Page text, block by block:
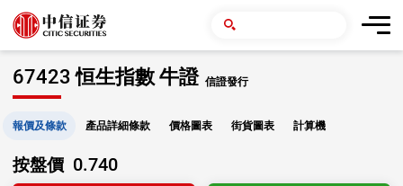
67423 恒生指數 牛證 信證發行
報價及條款 產品詳細條款 價格圖表 街貨圖表 計算機
按盤價 0.740